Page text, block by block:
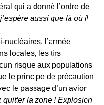
qui a donné l’ordre de
aussi que là où il
nucléaires, l’armée
locales, les tirs
risque aux populations
le principe de précaution
le passage d’un avion
quitter la zone ! Explosion